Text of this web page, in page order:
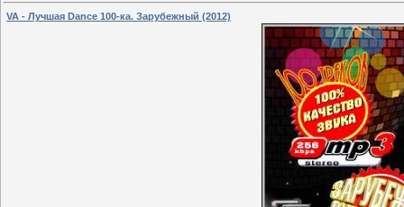
VA - Лучшая Dance 100-ка. Зарубежный (2012)